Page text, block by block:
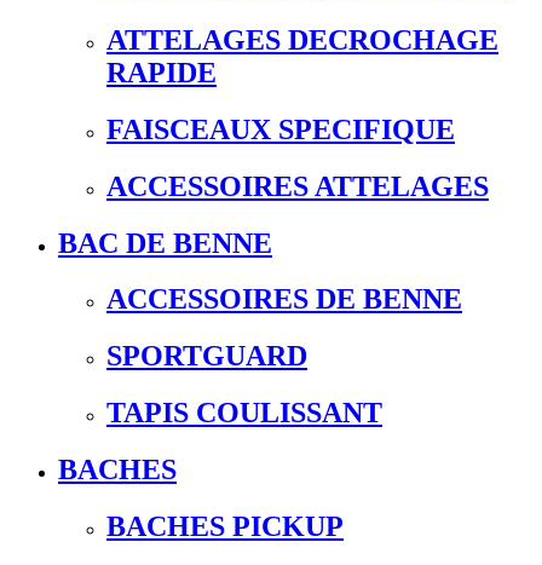
ATTELAGES DECROCHAGE
RAPIDE
FAISCEAUX SPECIFIQUE
ACCESSOIRES ATTELAGES
BAC DE BENNE
ACCESSOIRES DE BENNE
SPORTGUARD
TAPIS COULISSANT
BACHES
BACHES PICKUP